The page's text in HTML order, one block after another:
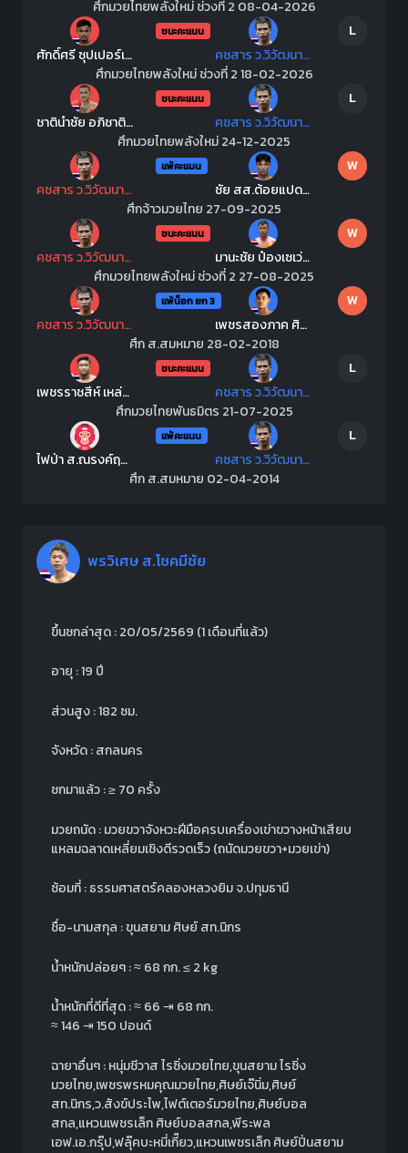
ศึกมวยไทยพลังใหม่ ช่วงที่ 2 08-04-2026
ชนะคะแนน
L
ศักดิ์ศรี ซุปเปอร์เล็กมวยไทย
คชสาร ว.วิวัฒนานนท์
ศึกมวยไทยพลังใหม่ ช่วงที่ 2 18-02-2026
ชนะคะแนน
L
ชาตินำชัย อภิชาติมวยไทย
คชสาร ว.วิวัฒนานนท์
ศึกมวยไทยพลังใหม่ 24-12-2025
แพ้คะแนน
W
คชสาร ว.วิวัฒนานนท์
ชัย สส.ต้อยแปดริ้ว
ศึกจ้าวมวยไทย 27-09-2025
ชนะคะแนน
W
คชสาร ว.วิวัฒนานนท์
มานะชัย ป๋องเซเว่นฟาร์ม
ศึกมวยไทยพลังใหม่ ช่วงที่ 2 27-08-2025
แพ้น็อก ยก 3
W
คชสาร ว.วิวัฒนานนท์
เพชรสองภาค ศิษย์เจริญทรัพย์
ศึก ส.สมหมาย 28-02-2018
ชนะคะแนน
L
เพชรราชสีห์ เหล่าโชคเจริญราชสีห์
คชสาร ว.วิวัฒนานนท์
ศึกมวยไทยพันธมิตร 21-07-2025
แพ้คะแนน
L
ไฟป่า ส.ณรงค์ฤทธิ์
คชสาร ว.วิวัฒนานนท์
ศึก ส.สมหมาย 02-04-2014
พรวิเศษ ส.โชคมีชัย
ขึ้นชกล่าสุด : 20/05/2569 (1 เดือนที่แล้ว)
อายุ : 19 ปี
ส่วนสูง : 182 ซม.
จังหวัด : สกลนคร
ชกมาแล้ว : ≥ 70 ครั้ง
มวยถนัด : มวยขวาจังหวะฝีมือครบเครื่องเข่าขวางหน้าเสียบ
แหลมฉลาดเหลี่ยมเชิงดีรวดเร็ว (ถนัดมวยขวา+มวยเข่า)
ซ้อมที่ : ธรรมศาสตร์คลองหลวงยิม จ.ปทุมธานี
ชื่อ-นามสกุล : ขุนสยาม ศิษย์ สท.นิกร
น้ำหนักปล่อยๆ :≈68 กก.≤ 2 kg
น้ำหนักที่ดีที่สุด :≈66 ⇥ 68 กก.
≈146 ⇥ 150 ปอนด์
ฉายาอื่นๆ : หนุ่มชีวาส ไรซิ่งมวยไทย,ขุนสยาม ไรซิ่ง
มวยไทย,เพชรพรหมคุณมวยไทย,ศิษย์เจ๊นิ่ม,ศิษย์
สท.นิกร,ว.สังข์ประไพ,ไฟต์เตอร์มวยไทย,ศิษย์บอล
สกล,แหวนเพชรเล็ก ศิษย์บอลสกล,พีระพล
เอฟ.เอ.กรุ๊ป,ฟลุ๊คบะหมี่เกี๊ยว,แหวนเพชรเล็ก ศิษย์ปิ่นสยาม